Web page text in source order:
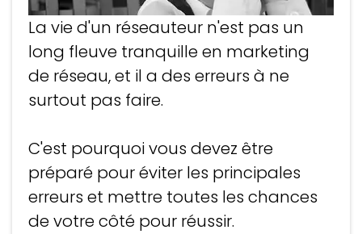
La vie d'un réseauteur n'est pas un
long fleuve tranquille en marketing
de réseau, et il a des erreurs à ne
surtout pas faire.
C'est pourquoi vous devez être
préparé pour éviter les principales
erreurs et mettre toutes les chances
de votre côté pour réussir.